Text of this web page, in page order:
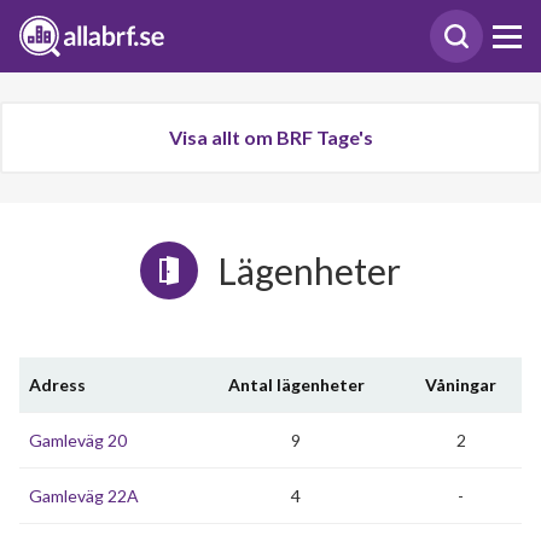
Visa allt om BRF Tage's
Lägenheter
Adress Antal lägenheter Våningar
Gamleväg 20 9 2
Gamleväg 22A 4 -